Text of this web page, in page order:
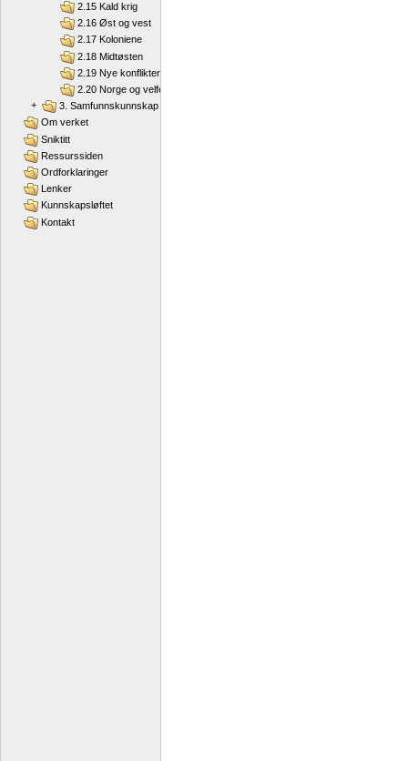
2.15 Kald krig
2.16 Øst og vest
2.17 Koloniene
2.18 Midtøsten
2.19 Nye konflikter
2.20 Norge og velferdsstaten
+
3. Samfunnskunnskap
Om verket
Sniktitt
Ressurssiden
Ordforklaringer
Lenker
Kunnskapsløftet
Kontakt